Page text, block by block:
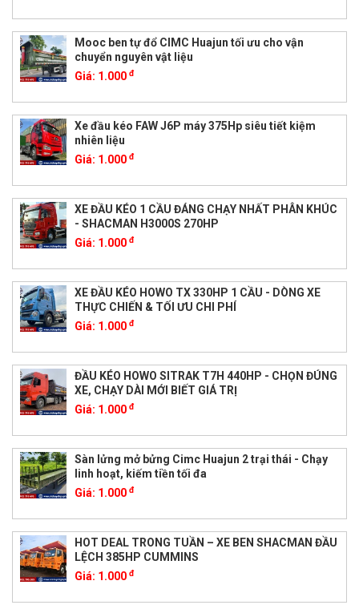
Mooc ben tự đổ CIMC Huajun tối ưu cho vận
chuyển nguyên vật liệu
Giá: 1.000 đ
Xe đầu kéo FAW J6P máy 375Hp siêu tiết kiệm
nhiên liệu
Giá: 1.000 đ
XE ĐẦU KÉO 1 CẦU ĐÁNG CHẠY NHẤT PHÂN KHÚC
- SHACMAN H3000S 270HP
Giá: 1.000 đ
XE ĐẦU KÉO HOWO TX 330HP 1 CẦU - DÒNG XE
THỰC CHIẾN & TỐI ƯU CHI PHÍ
Giá: 1.000 đ
ĐẦU KÉO HOWO SITRAK T7H 440HP - CHỌN ĐÚNG
XE, CHẠY DÀI MỚI BIẾT GIÁ TRỊ
Giá: 1.000 đ
Sàn lửng mở bửng Cimc Huajun 2 trại thái - Chạy
linh hoạt, kiếm tiền tối đa
Giá: 1.000 đ
HOT DEAL TRONG TUẦN – XE BEN SHACMAN ĐẦU
LỆCH 385HP CUMMINS
Giá: 1.000 đ